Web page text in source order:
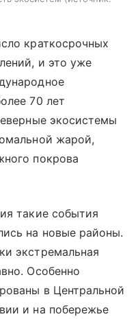
краткосрочных
и это уже
70 лет
экосистемы
жарой,
покрова
такие события
на новые районы.
экстремальная
Особенно
в Центральной
и на побережье